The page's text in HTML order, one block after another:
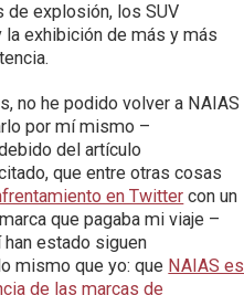
de explosión, los SUV
exhibición de más y más
no he podido volver a NAIAS
por mí mismo –
del artículo
que entre otras cosas
en Twitter con un
que pagaba mi viaje –
estado siguen
mismo que yo: que NAIAS es
de las marcas de